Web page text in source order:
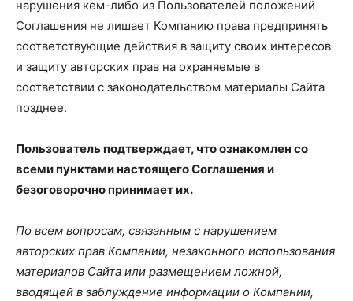
нарушения кем-либо из Пользователей положений
Соглашения не лишает Компанию права предпринять
соответствующие действия в защиту своих интересов
и защиту авторских прав на охраняемые в
соответствии с законодательством материалы Сайта
позднее.
Пользователь подтверждает, что ознакомлен со
всеми пунктами настоящего Соглашения и
безоговорочно принимает их.
По всем вопросам, связанным с нарушением
авторских прав Компании, незаконного использования
материалов Сайта или размещением ложной,
вводящей в заблуждение информации о Компании,